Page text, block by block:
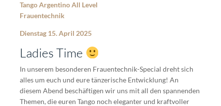
Tango Argentino All Level
Frauentechnik
Dienstag 15. April 2025
Ladies Time
In unserem besonderen Frauentechnik-Special dreht sich
alles um euch und eure tänzerische Entwicklung! An
diesem Abend beschäftigen wir uns mit all den spannenden
Themen, die euren Tango noch eleganter und kraftvoller